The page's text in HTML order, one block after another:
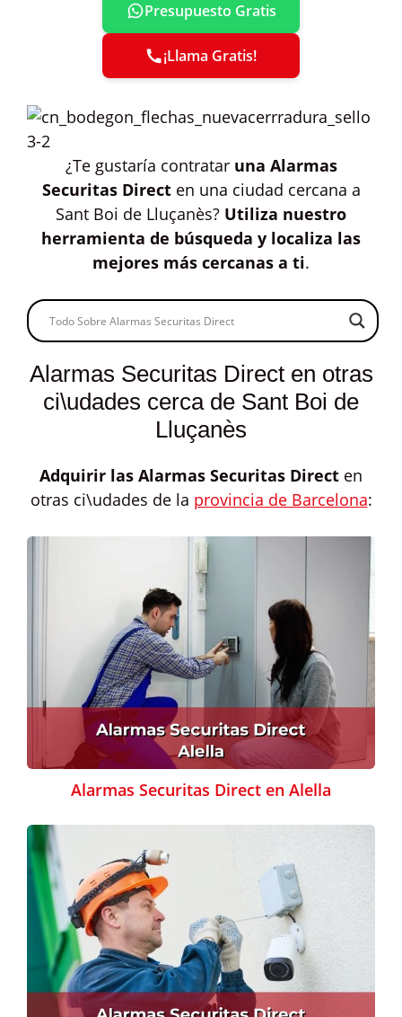
Presupuesto Gratis
¡Llama Gratis!
¿Te gustaría contratar una Alarmas
Securitas Directen una ciudad cercana a
Sant Boi de Lluçanès? Utiliza nuestro
herramienta de búsqueda y localiza las
mejores más cercanas a ti.
Alarmas Securitas Direct en otras
ci\udades cerca de Sant Boi de
Lluçanès
Adquirir las Alarmas Securitas Direct en
otras ci\udades de la provincia de Barcelona:
Alarmas Securitas Direct en Alella